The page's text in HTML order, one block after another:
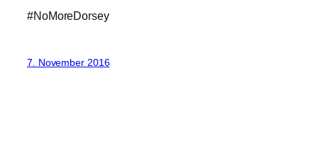
#NoMoreDorsey
7. November 2016